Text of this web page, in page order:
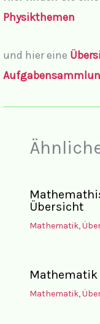
Physikthemen
und hier eine
Übersicht
Mathematik,
Mathematik,